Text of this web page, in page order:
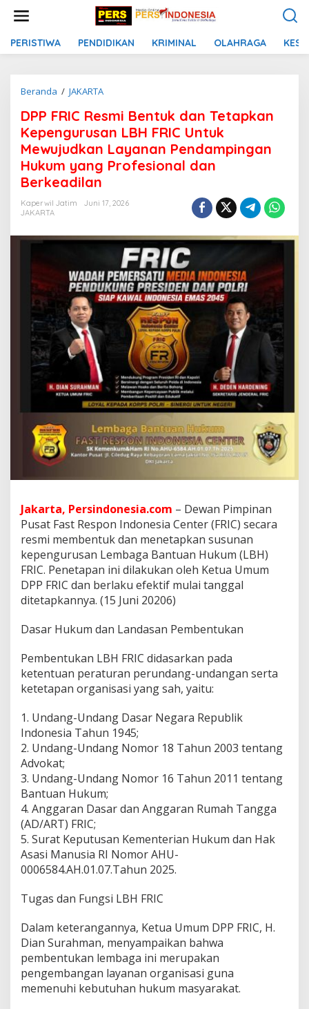
t
PERISTIWA PENDIDIKAN KRIMINAL OLAHRAGA
Beranda / JAKARTA
P
F
R
C
s
B
t
u
k
a
a
p
k
a
n
K
g
u
r
u
a
n
L
H
I
C
U
t
u
k
M
w
j
u
k
a
n
L
y
n
n
P
n
DPP FRIC Resmi Bentuk dan Tetapkan
Kepengurusan LBH FRIC Untuk
Mewujudkan Layanan Pendampingan
Hukum yang Profesional dan
Berkeadilan
Kaperwil Jatim
Juni 17, 2026
JAKARTA
Jakarta, Persindonesia.com – Dewan Pimpinan
Pusat Fast Respon Indonesia Center (FRIC) secara
resmi membentuk dan menetapkan susunan
kepengurusan Lembaga Bantuan Hukum (LBH)
FRIC. Penetapan ini dilakukan oleh Ketua Umum
DPP FRIC dan berlaku efektif mulai tanggal
ditetapkannya. (15 Juni 20206)
Dasar Hukum dan Landasan Pembentukan
Pembentukan LBH FRIC didasarkan pada
ketentuan peraturan perundang-undangan serta
ketetapan organisasi yang sah, yaitu:
1. Undang-Undang Dasar Negara Republik
Indonesia Tahun 1945;
2. Undang-Undang Nomor 18 Tahun 2003 tentang
Advokat;
3. Undang-Undang Nomor 16 Tahun 2011 tentang
Bantuan Hukum;
4. Anggaran Dasar dan Anggaran Rumah Tangga
(AD/ART) FRIC;
5. Surat Keputusan Kementerian Hukum dan Hak
Asasi Manusia RI Nomor AHU-
0006584.AH.01.07.Tahun 2025.
Tugas dan Fungsi LBH FRIC
Dalam keterangannya, Ketua Umum DPP FRIC, H.
Dian Surahman, menyampaikan bahwa
pembentukan lembaga ini merupakan
pengembangan layanan organisasi guna
memenuhi kebutuhan hukum masyarakat.